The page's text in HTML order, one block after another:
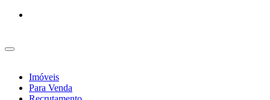
Imóveis
Para Venda